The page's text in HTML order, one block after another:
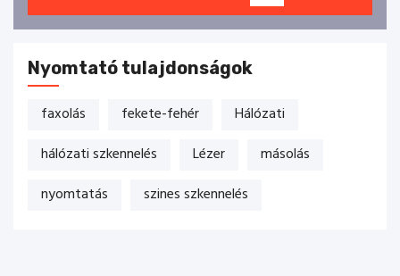
Nyomtató tulajdonságok
faxolás fekete-fehér
Hálózati
hálózati szkennelés
Lézer
másolás
nyomtatás
szines szkennelés